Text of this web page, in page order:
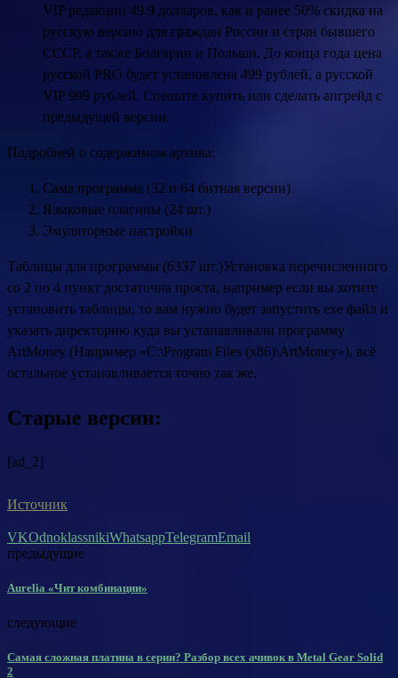
VIP редакции 49.9 долларов, как и ранее 50% скидка на
русскую версию для граждан России и стран бывшего
СССР, а также Болгарии и Польши. До конца года цена
русской PRO будет установлена 499 рублей, а русской
VIP 999 рублей. Спешите купить или сделать апгрейд с
предыдущей версии.
Подробней о содержимом архива:
Сама программа (32 и 64 битная версии)
Языковые плагины (24 шт.)
Эмуляторные настройки
Таблицы для программы (6337 шт.)Установка перечисленного
со 2 по 4 пункт достаточна проста, например если вы хотите
установить таблицы, то вам нужно будет запустить exe файл и
указать директорию куда вы устанавливали программу
ArtMoney (Например «C:\Program Files (x86)\ArtMoney»), всё
остальное устанавливается точно так же.
Старые версии:
[ad_2]
Источник
VKOdnoklassnikiWhatsappTelegramEmail
предыдущие
Aurelia «Чит комбинации»
следующие
Самая сложная платина в серии? Разбор всех ачивок в Metal Gear Solid
2